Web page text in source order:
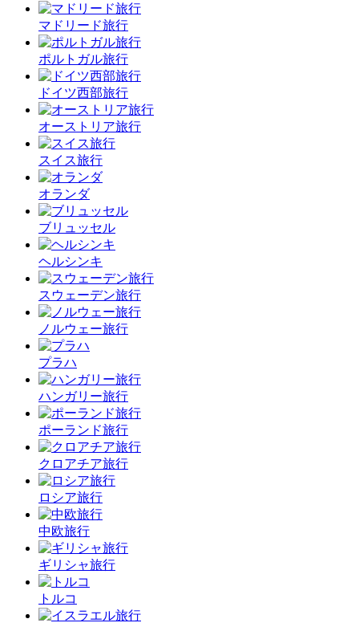
マドリード旅行
ポルトガル旅行
ドイツ西部旅行
オーストリア旅行
スイス旅行
オランダ
ブリュッセル
ヘルシンキ
スウェーデン旅行
ノルウェー旅行
プラハ
ハンガリー旅行
ポーランド旅行
クロアチア旅行
ロシア旅行
中欧旅行
ギリシャ旅行
トルコ